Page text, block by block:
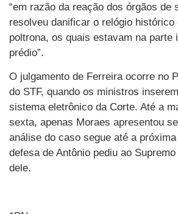
“em razão da reação dos órgãos de
resolveu danificar o relógio histórico
poltrona, os quais estavam na parte
prédio”.
O julgamento de Ferreira ocorre no
do STF, quando os ministros
sistema eletrônico da Corte. Até a
sexta, apenas Moraes apresentou
análise do caso segue até a
defesa de Antônio pediu ao
dele.